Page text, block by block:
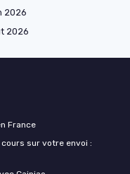
2026
2026
France
sur votre envoi :